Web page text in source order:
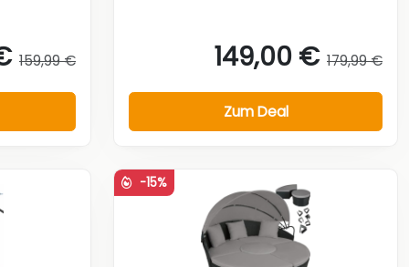
159,99 € 149,00 € 179,99 €
Zum Deal
-15%